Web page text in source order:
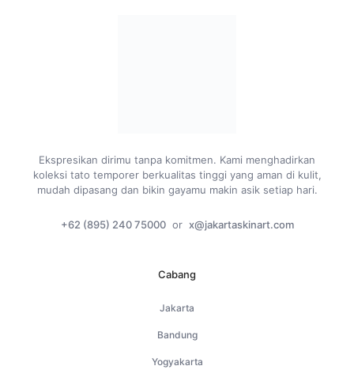
Ekspresikan dirimu tanpa komitmen. Kami menghadirkan
koleksi tato temporer berkualitas tinggi yang aman di kulit,
mudah dipasang dan bikin gayamu makin asik setiap hari.
+62 (895) 240 75000 or x@jakartaskinart.com
Cabang
Jakarta
Bandung
Yogyakarta